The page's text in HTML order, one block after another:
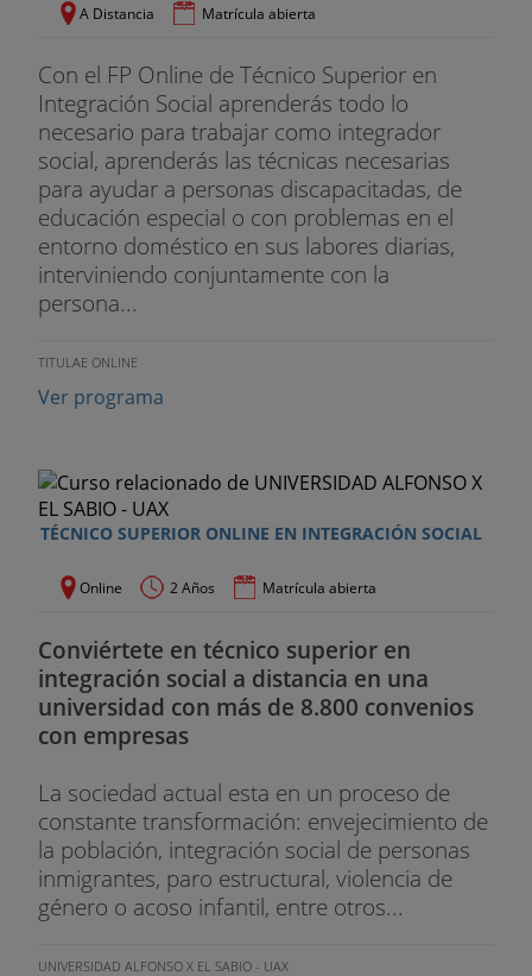
A Distancia Matrícula abierta
Con el FP Online de Técnico Superior en
Integración Social aprenderás todo lo
necesario para trabajar como integrador
social, aprenderás las técnicas necesarias
para ayudar a personas discapacitadas, de
educación especial o con problemas en el
entorno doméstico en sus labores diarias,
interviniendo conjuntamente con la
persona...
TITULAE ONLINE
Ver programa
TÉCNICO SUPERIOR ONLINE EN INTEGRACIÓN SOCIAL
Online 2 Años Matrícula abierta
Conviértete en técnico superior en
integración social a distancia en una
universidad con más de 8.800 convenios
con empresas
La sociedad actual esta en un proceso de
constante transformación: envejecimiento de
la población, integración social de personas
inmigrantes, paro estructural, violencia de
género o acoso infantil, entre otros...
UNIVERSIDAD ALFONSO X EL SABIO - UAX